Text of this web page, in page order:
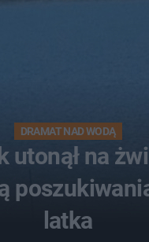
DRAMAT NAD WODĄ
utonął na
latka